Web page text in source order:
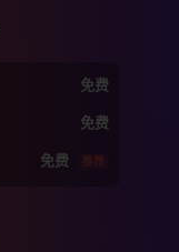
免费
免费
免费 推荐